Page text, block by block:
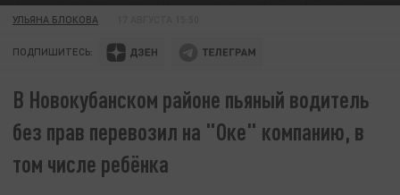
УЛЬЯНА БЛОКОВА
ПОДПИШИТЕСЬ:
В Новокубанском районе пьяный водитель
без прав перевозил на "Оке" компанию, в
том числе ребёнка